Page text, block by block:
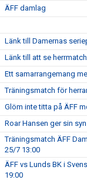
ÄFF damlag
Länk till Damernas
Länk till att se
Ett samarrangemang
Träningsmatch för
Glöm inte titta på ÄFF
Roar Hansen ger sin
Träningsmatch ÄFF
25/7 13:00
ÄFF vs Lunds BK i
19:00